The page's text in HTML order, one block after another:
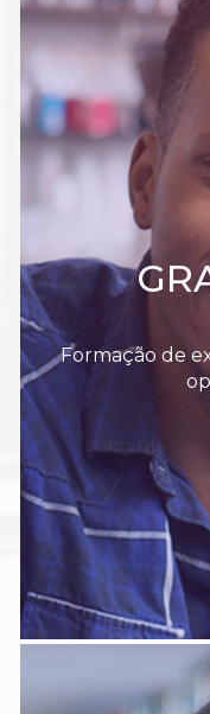
Formação de